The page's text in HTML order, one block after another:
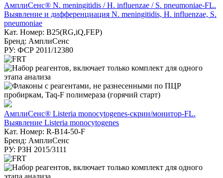
АмплиСенс® N. meningitidis / H. influenzae / S. pneumoniae-FL.
Выявление и дифференциация N. meningitidis, H. influenzae, S.
pneumoniae
Кат. Номер: B25(RG,iQ,FEP)
Бренд: АмплиСенс
РУ: ФСР 2011/12380
АмплиСенс® Listeria monocytogenes-скрин/монитор-FL.
Выявление Listeria monocytogenes
Кат. Номер: R-B14-50-F
Бренд: АмплиСенс
РУ: РЗН 2015/3111